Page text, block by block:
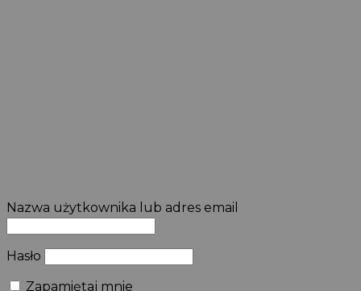
Nazwa użytkownika lub adres email
Hasło
Zapamiętaj mnie